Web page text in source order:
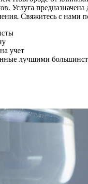
Услуга
Свяжитесь с нами
учет
лучшими